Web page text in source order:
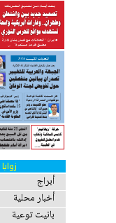
أبراج
أخبار محلية
بانيت توعية